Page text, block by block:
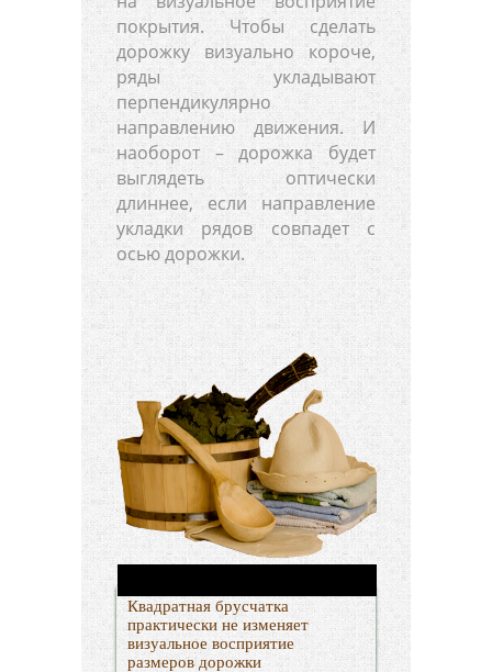
покрытия. Чтобы сделать
дорожку визуально короче,
ряды укладывают
перпендикулярно
направлению движения. И
наоборот – дорожка будет
выглядеть оптически
длиннее, если направление
укладки рядов совпадет с
осью дорожки.
Квадратная брусчатка
практически не изменяет
визуальное восприятие
размеров дорожки